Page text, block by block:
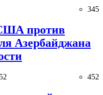
345
против
Азербайджана
452